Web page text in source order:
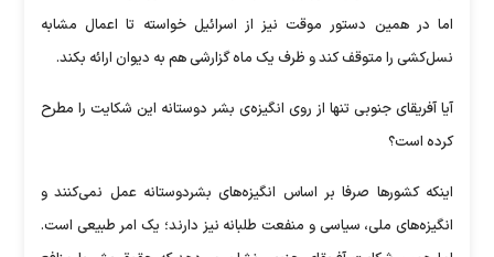
اما در همین دستور موقت نیز از اسرائیل خواسته تا اعمال مشابه
نسل‌کشی را متوقف کند و ظرف یک ماه گزارشی هم به دیوان ارائه بکند.
آیا آفریقای جنوبی تنها از روی انگیزه‌ی بشر دوستانه این شکایت را مطرح
کرده است؟
اینکه کشور‌ها صرفا بر اساس انگیزه‌های بشردوستانه عمل نمی‌کنند و
انگیزه‌های ملی، سیاسی و منفعت طلبانه نیز دارند؛ یک امر طبیعی است.